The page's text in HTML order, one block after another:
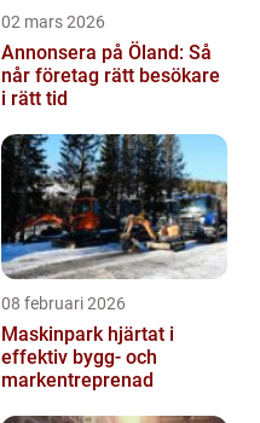
02 mars 2026
Annonsera på Öland: Så
når företag rätt besökare
i rätt tid
08 februari 2026
Maskinpark hjärtat i
effektiv bygg- och
markentreprenad